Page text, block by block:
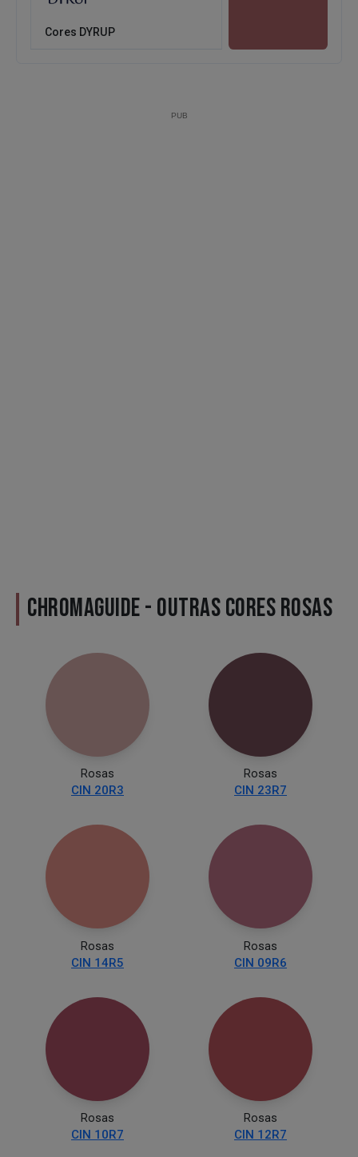
Cores DYRUP
CHROMAGUIDE - OUTRAS CORES ROSAS
Rosas
CIN 20R3
Rosas
CIN 23R7
Rosas
CIN 14R5
Rosas
CIN 09R6
Rosas
CIN 10R7
Rosas
CIN 12R7